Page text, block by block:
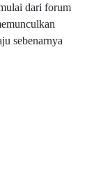
dari forum
sebenarnya